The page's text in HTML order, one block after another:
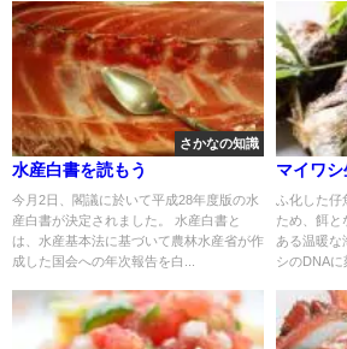
さかなの知識
水産白書を読もう
今月2日、閣議に於いて平成28年度版の水
産白書が決定されました。 水産白書と
は、水産基本法に基づいて農林水産省が作
成した国会への年次報告を白...
マイワ
ふ化した
ため、餌と
ある温暖な
シのDNAに